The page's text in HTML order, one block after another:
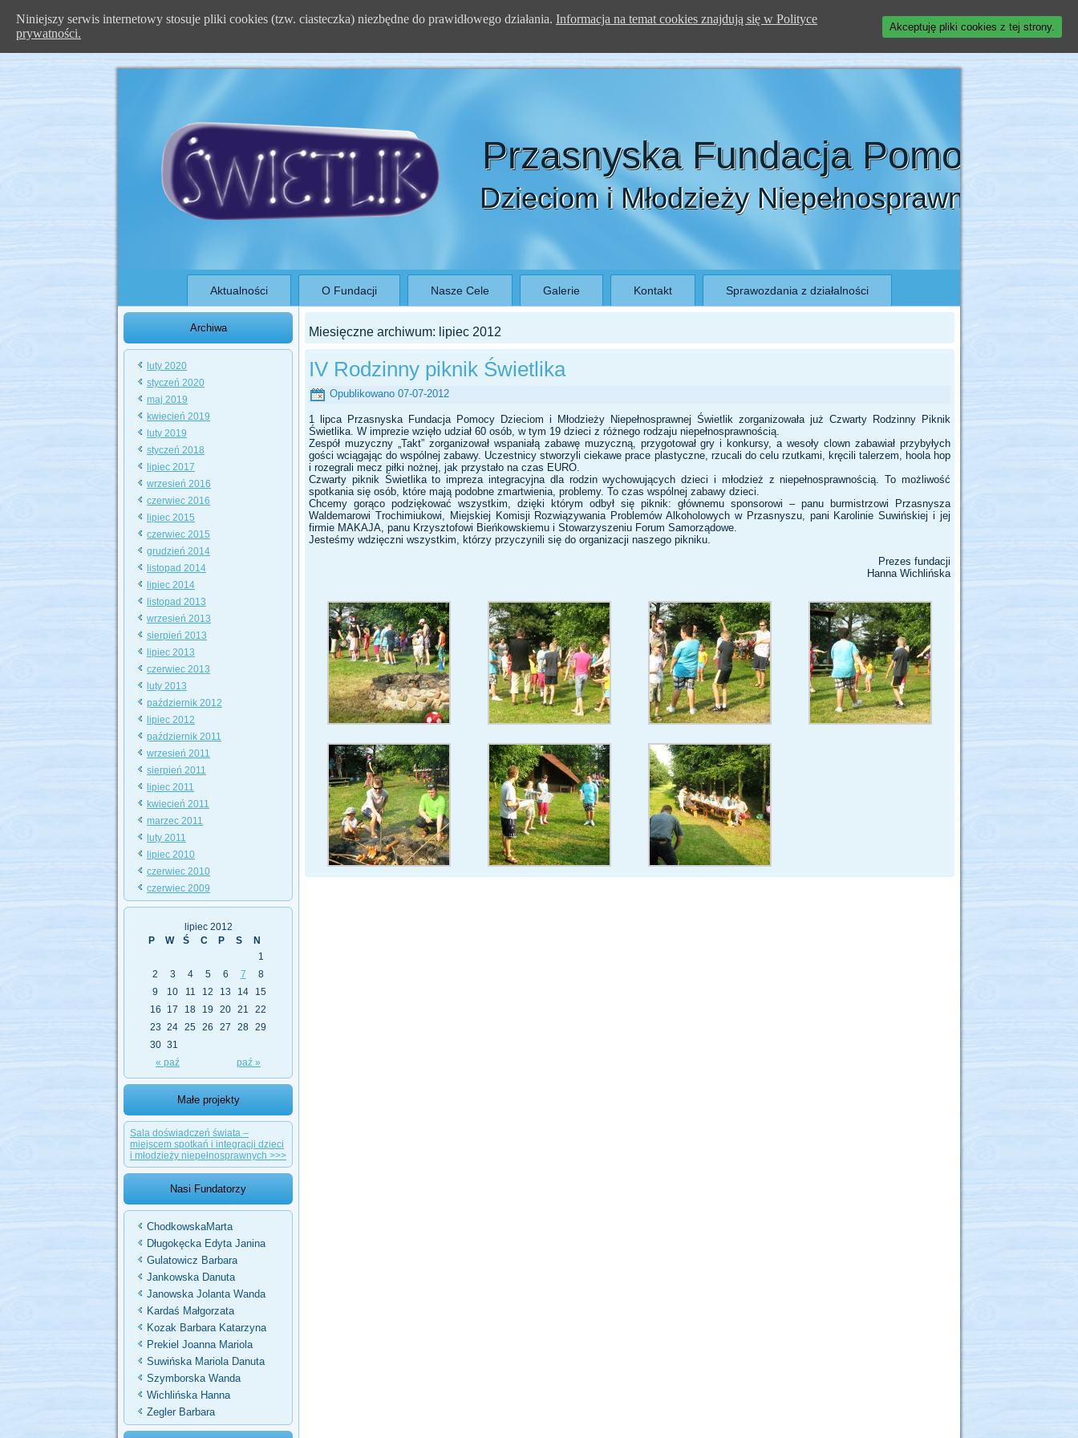
Przasnyska Fundacja Pomocy
Dzieciom i Młodzieży Niepełnosprawnej
Aktualności O Fundacji Nasze Cele Galerie Kontakt Sprawozdania z działalności
Archiwa
luty 2020
styczeń 2020
maj 2019
kwiecień 2019
luty 2019
styczeń 2018
lipiec 2017
wrzesień 2016
czerwiec 2016
lipiec 2015
czerwiec 2015
grudzień 2014
listopad 2014
lipiec 2014
listopad 2013
wrzesień 2013
sierpień 2013
lipiec 2013
czerwiec 2013
luty 2013
październik 2012
lipiec 2012
październik 2011
wrzesień 2011
sierpień 2011
lipiec 2011
kwiecień 2011
marzec 2011
luty 2011
lipiec 2010
czerwiec 2010
czerwiec 2009
lipiec 2012
P
W Ś C P S N
« paź paź »
1
2
3 4 5 6 7
8
9
10 11 12 13 14
15
16
17 18 19 20 21
22
23 24 25 26 27 28 29
30 31
Małe projekty
Sala doświadczeń świata –
miejscem spotkań i integracji dzieci
i młodzieży niepełnosprawnych >>>
Nasi Fundatorzy
ChodkowskaMarta
Długokęcka Edyta Janina
Gulatowicz Barbara
Jankowska Danuta
Janowska Jolanta Wanda
Kardaś Małgorzata
Kozak Barbara Katarzyna
Prekiel Joanna Mariola
Suwińska Mariola Danuta
Szymborska Wanda
Wichlińska Hanna
Zegler Barbara
Miesięczne archiwum: lipiec 2012
IV Rodzinny piknik Świetlika
Opublikowano 07-07-2012
1 lipca Przasnyska Fundacja Pomocy Dzieciom i Młodzieży Niepełnosprawnej Świetlik zorganizowała już Czwarty Rodzinny Piknik
Świetlika. W imprezie wzięło udział 60 osób, w tym 19 dzieci z różnego rodzaju niepełnosprawnością.
Zespół muzyczny „Takt” zorganizował wspaniałą zabawę muzyczną, przygotował gry i konkursy, a wesoły clown zabawiał przybyłych
gości wciągając do wspólnej zabawy. Uczestnicy stworzyli ciekawe prace plastyczne, rzucali do celu rzutkami, kręcili talerzem, hoola hop
i rozegrali mecz piłki nożnej, jak przystało na czas EURO.
Czwarty piknik Świetlika to impreza integracyjna dla rodzin wychowujących dzieci i młodzież z niepełnosprawnością. To możliwość
spotkania się osób, które mają podobne zmartwienia, problemy. To czas wspólnej zabawy dzieci.
Chcemy gorąco podziękować wszystkim, dzięki którym odbył się piknik: głównemu sponsorowi – panu burmistrzowi Przasnysza
Waldemarowi Trochimiukowi, Miejskiej Komisji Rozwiązywania Problemów Alkoholowych w Przasnyszu, pani Karolinie Suwińskiej i jej
firmie MAKAJA, panu Krzysztofowi Bieńkowskiemu i Stowarzyszeniu Forum Samorządowe.
Jesteśmy wdzięczni wszystkim, którzy przyczynili się do organizacji naszego pikniku.
Prezes fundacji
Hanna Wichlińska
Niniejszy serwis internetowy stosuje pliki cookies (tzw. ciasteczka) niezbędne do prawidłowego działania. Informacja na temat cookies znajdują się w Polityce
prywatności.
Akceptuję pliki cookies z tej strony.